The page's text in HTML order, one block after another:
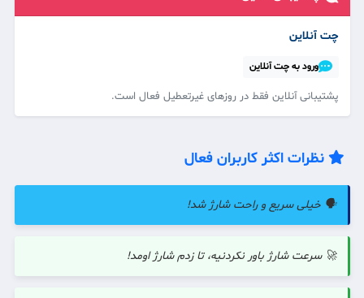
چت آنلاین
ورود به چت آنلاین
پشتیبانی آنلاین فقط در روزهای غیرتعطیل فعال است.
نظرات اکثر کاربران فعال
🗣️ خیلی سریع و راحت شارژ شد!
🚀 سرعت شارژ باور نکردنیه، تا زدم شارژ اومد!